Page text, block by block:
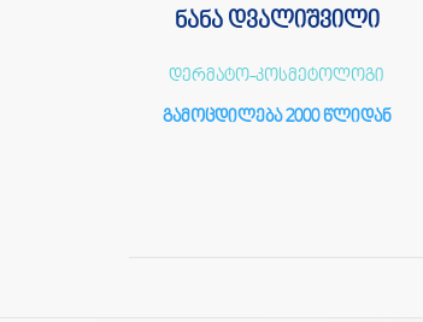
ნანა დვალიშვილი
დერმატო-კოსმეტოლოგი
გამოცდილება 2000 წლიდან